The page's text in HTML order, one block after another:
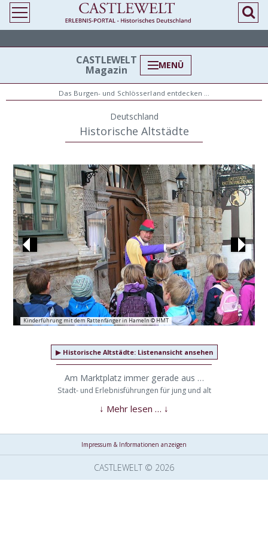
> Historische Altstädte
Das Burgen- und Schlösserland entdecken …
Deutschland
Historische Altstädte
Previous Next
Kinderführung mit dem Rattenfänger in Hameln © HMT
▶ Historische Altstädte: Listenansicht ansehen
Am Marktplatz immer gerade aus …
Stadt- und Erlebnisführungen für jung und alt
Impressum & Informationen anzeigen
CASTLEWELT © 2026
CASTLEWELT
Magazin MENÜ